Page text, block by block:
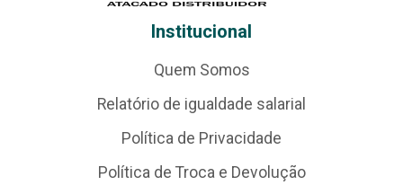
Institucional
Quem Somos
Relatório de igualdade salarial
Política de Privacidade
Política de Troca e Devolução